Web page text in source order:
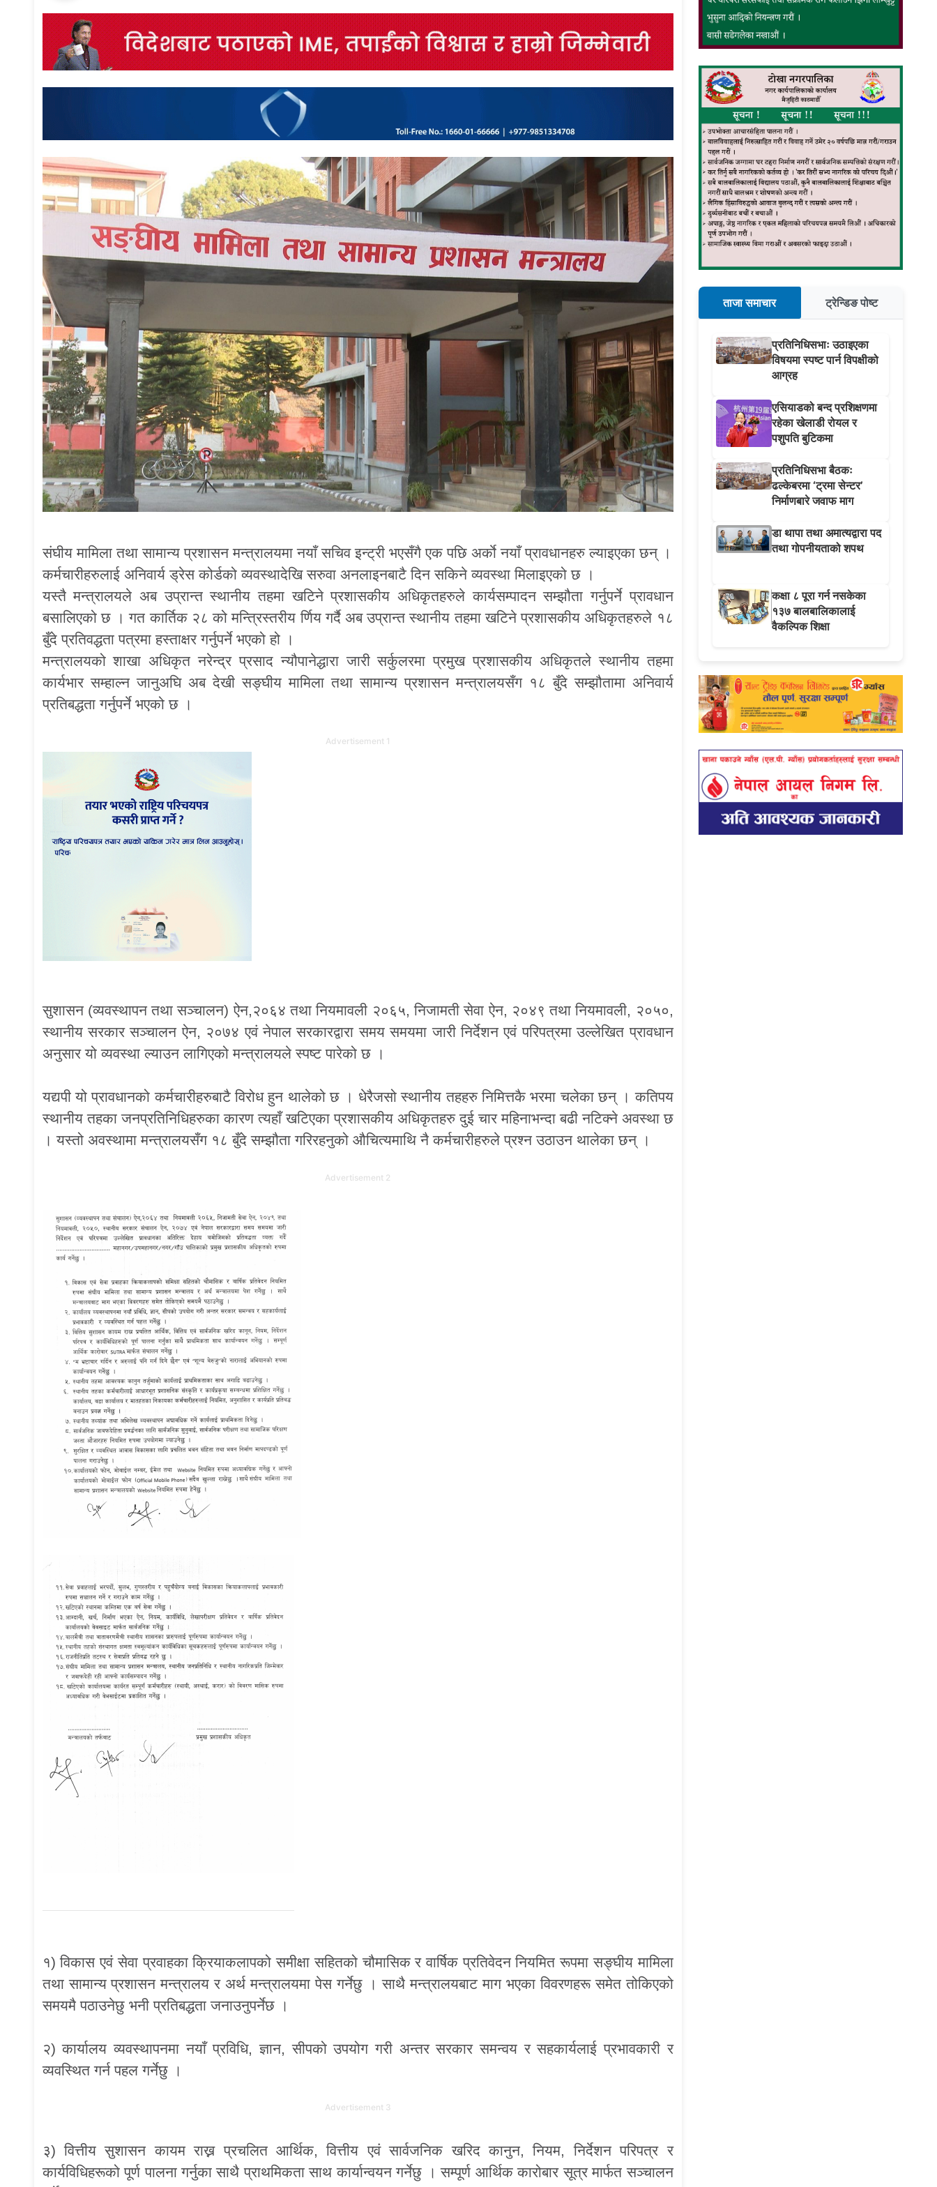
संघीय मामिला तथा सामान्य प्रशासन मन्त्रालयमा नयाँ सचिव इन्ट्री भएसँगै एक पछि अर्काे नयाँ प्रावधानहरु ल्याइएका छन् ।
कर्मचारीहरुलाई अनिवार्य ड्रेस कोर्डको व्यवस्थादेखि सरुवा अनलाइनबाटै दिन सकिने व्यवस्था मिलाइएको छ ।
यस्तै मन्त्रालयले अब उप्रान्त स्थानीय तहमा खटिने प्रशासकीय अधिकृतहरुले कार्यसम्पादन सम्झौता गर्नुपर्ने प्रावधान
बसालिएको छ । गत कार्तिक २८ को मन्त्रिस्तरीय र्णिय गर्दै अब उप्रान्त स्थानीय तहमा खटिने प्रशासकीय अधिकृतहरुले १८
बुँदे प्रतिवद्धता पत्रमा हस्ताक्षर गर्नुपर्ने भएको हो ।
मन्त्रालयको शाखा अधिकृत नरेन्द्र प्रसाद न्यौपानेद्धारा जारी सर्कुलरमा प्रमुख प्रशासकीय अधिकृतले स्थानीय तहमा
कार्यभार सम्हाल्न जानुअघि अब देखी सङ्घीय मामिला तथा सामान्य प्रशासन मन्त्रालयसँग १८ बुँदे सम्झौतामा अनिवार्य
प्रतिबद्धता गर्नुपर्ने भएको छ ।
Advertisement 1
सुशासन (व्यवस्थापन तथा सञ्चालन) ऐन,२०६४ तथा नियमावली २०६५, निजामती सेवा ऐन, २०४९ तथा नियमावली, २०५०,
स्थानीय सरकार सञ्चालन ऐन, २०७४ एवं नेपाल सरकारद्वारा समय समयमा जारी निर्देशन एवं परिपत्रमा उल्लेखित प्रावधान
अनुसार यो व्यवस्था ल्याउन लागिएको मन्त्रालयले स्पष्ट पारेको छ ।
यद्यपी यो प्रावधानको कर्मचारीहरुबाटै विरोध हुन थालेको छ । धेरैजसो स्थानीय तहहरु निमित्तकै भरमा चलेका छन् । कतिपय
स्थानीय तहका जनप्रतिनिधिहरुका कारण त्यहाँ खटिएका प्रशासकीय अधिकृतहरु दुई चार महिनाभन्दा बढी नटिक्ने अवस्था छ
। यस्तो अवस्थामा मन्त्रालयसँग १८ बुँदे सम्झौता गरिरहनुको औचित्यमाथि नै कर्मचारीहरुले प्रश्न उठाउन थालेका छन् ।
Advertisement 2
१) विकास एवं सेवा प्रवाहका क्रियाकलापको समीक्षा सहितको चौमासिक र वार्षिक प्रतिवेदन नियमित रूपमा सङ्घीय मामिला
तथा सामान्य प्रशासन मन्त्रालय र अर्थ मन्त्रालयमा पेस गर्नेछु । साथै मन्त्रालयबाट माग भएका विवरणहरू समेत तोकिएको
समयमै पठाउनेछु भनी प्रतिबद्धता जनाउनुपर्नेछ ।
२) कार्यालय व्यवस्थापनमा नयाँ प्रविधि, ज्ञान, सीपको उपयोग गरी अन्तर सरकार समन्वय र सहकार्यलाई प्रभावकारी र
व्यवस्थित गर्न पहल गर्नेछु ।
Advertisement 3
३) वित्तीय सुशासन कायम राख्न प्रचलित आर्थिक, वित्तीय एवं सार्वजनिक खरिद कानुन, नियम, निर्देशन परिपत्र र
कार्यविधिहरूको पूर्ण पालना गर्नुका साथै प्राथमिकता साथ कार्यान्वयन गर्नेछु । सम्पूर्ण आर्थिक कारोबार सूत्र मार्फत सञ्चालन
ताजा समाचार ट्रेन्डिङ पोष्ट
प्रतिनिधिसभाः उठाइएका
विषयमा स्पष्ट पार्न विपक्षीको
आग्रह
एसियाडको बन्द प्रशिक्षणमा
रहेका खेलाडी रोयल र
पशुपति बुटिकमा
प्रतिनिधिसभा बैठकः
ढल्केबरमा ‘ट्रमा सेन्टर’
निर्माणबारे जवाफ माग
डा थापा तथा अमात्यद्वारा पद
तथा गोपनीयताको शपथ
कक्षा ८ पूरा गर्न नसकेका
१३७ बालबालिकालाई
वैकल्पिक शिक्षा